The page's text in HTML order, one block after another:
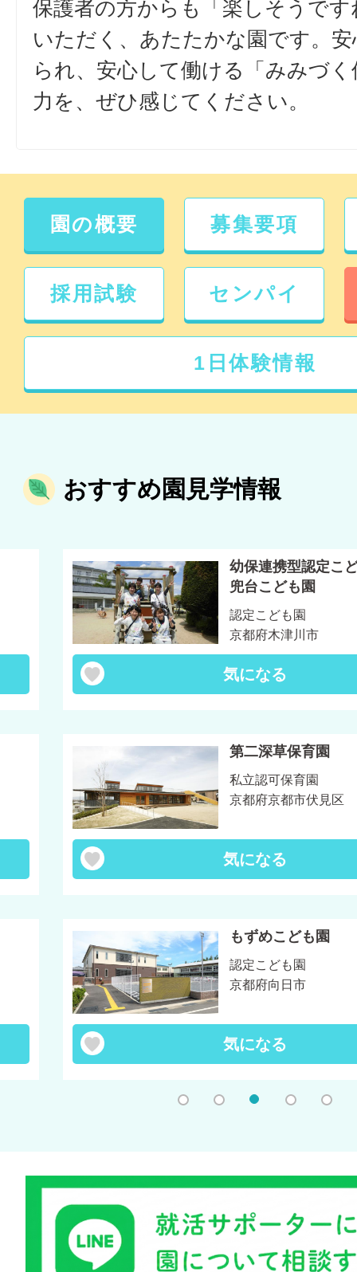
保護者の方からも「楽しそうで
いただく、あたたかな園です。
られ、安心して働ける「みみづ
力を、ぜひ感じてください。
園の概要 募集要項
採用試験 センパイ
1日体験情報
おすすめ園見学情報
幼保連携型認定こ
兜台こども園
認定こども園
京都府木津川市
気になる
第二深草保育園
私立認可保育園
京都府京都市伏見区
気になる
もずめこども園
認定こども園
京都府向日市
気になる